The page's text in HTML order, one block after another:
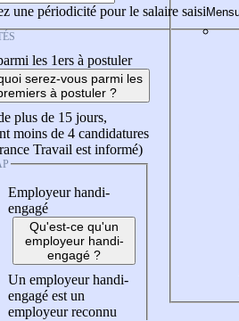
une périodicité pour le salaire saisi
les 1ers à postuler
serez-vous parmi les
à postuler ?
plus de 15 jours,
moins de 4 candidatures
Travail est informé)
Employeur handi-
engagé
Qu'est-ce qu'un
employeur handi-
engagé ?
Un employeur handi-
engagé est un
employeur reconnu